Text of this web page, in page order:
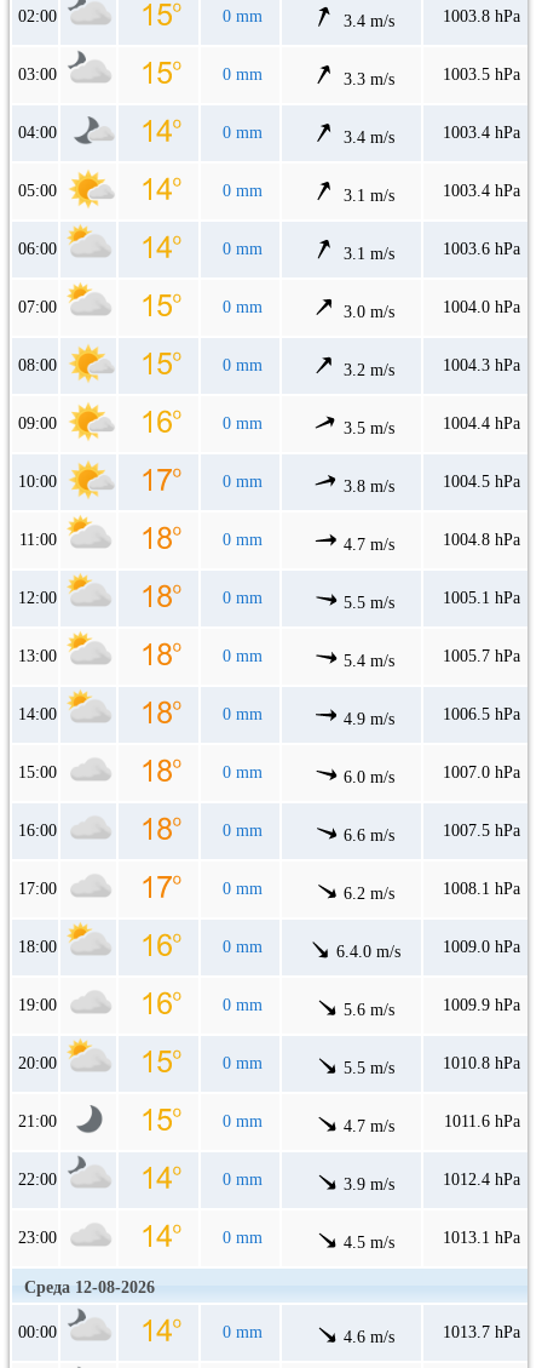
02:00 0 mm 3.4 m/s 1003.8 hPa
03:00 0 mm 3.3 m/s 1003.5 hPa
04:00 0 mm 3.4 m/s 1003.4 hPa
05:00 0 mm 3.1 m/s 1003.4 hPa
06:00 0 mm 3.1 m/s 1003.6 hPa
07:00 0 mm 3.0 m/s 1004.0 hPa
08:00 0 mm 3.2 m/s 1004.3 hPa
09:00 0 mm 3.5 m/s 1004.4 hPa
10:00 0 mm 3.8 m/s 1004.5 hPa
11:00 0 mm 4.7 m/s 1004.8 hPa
12:00 0 mm 5.5 m/s 1005.1 hPa
13:00 0 mm 5.4 m/s 1005.7 hPa
14:00 0 mm 4.9 m/s 1006.5 hPa
15:00 0 mm 6.0 m/s 1007.0 hPa
16:00 0 mm 6.6 m/s 1007.5 hPa
17:00 0 mm 6.2 m/s 1008.1 hPa
18:00 0 mm 6.4.0 m/s 1009.0 hPa
19:00 0 mm 5.6 m/s 1009.9 hPa
20:00 0 mm 5.5 m/s 1010.8 hPa
21:00 0 mm 4.7 m/s 1011.6 hPa
22:00 0 mm 3.9 m/s 1012.4 hPa
23:00 0 mm 4.5 m/s 1013.1 hPa
Среда 12-08-2026
00:00 0 mm 4.6 m/s 1013.7 hPa